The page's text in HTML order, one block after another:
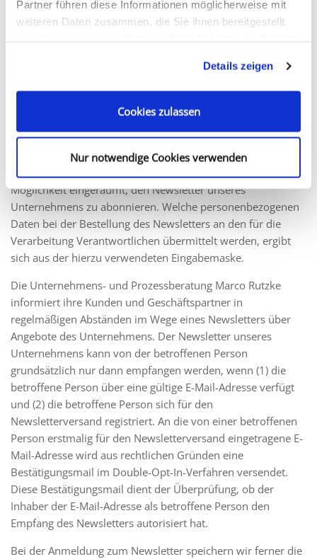
Partner führen diese Informationen möglicherweise mit
weiteren Daten zusammen, die Sie ihnen bereitgestellt
Details zeigen
Cookies zulassen
Nur notwendige Cookies verwenden
den Datenschutz und die Datensicherheit in unserem
Unternehmen zu erhöhen, um letztlich ein optimales
Daten der Server-Logfiles werden getrennt von allen durch
eine betroffene Person angegebenen personenbezogenen
5. Abonnement unseres Newsletters
Auf der Internetseite der Unternehmens- und
Prozessberatung Marco Rutzke wird den Benutzern die
Möglichkeit eingeräumt, den Newsletter unseres
Unternehmens zu abonnieren. Welche personenbezogenen
Daten bei der Bestellung des Newsletters an den für die
Verarbeitung Verantwortlichen übermittelt werden, ergibt
sich aus der hierzu verwendeten Eingabemaske.
Die Unternehmens- und Prozessberatung Marco Rutzke
informiert ihre Kunden und Geschäftspartner in
regelmäßigen Abständen im Wege eines Newsletters über
Angebote des Unternehmens. Der Newsletter unseres
Unternehmens kann von der betroffenen Person
grundsätzlich nur dann empfangen werden, wenn (1) die
betroffene Person über eine gültige E-Mail-Adresse verfügt
und (2) die betroffene Person sich für den
Newsletterversand registriert. An die von einer betroffenen
Person erstmalig für den Newsletterversand eingetragene E-
Mail-Adresse wird aus rechtlichen Gründen eine
Bestätigungsmail im Double-Opt-In-Verfahren versendet.
Diese Bestätigungsmail dient der Überprüfung, ob der
Inhaber der E-Mail-Adresse als betroffene Person den
Empfang des Newsletters autorisiert hat.
Bei der Anmeldung zum Newsletter speichern wir ferner die